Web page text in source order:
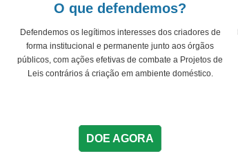
O que defendemos?
Defendemos os legítimos interesses dos criadores de
forma institucional e permanente junto aos órgãos
públicos, com ações efetivas de combate a Projetos de
Leis contrários á criação em ambiente doméstico.
DOE AGORA